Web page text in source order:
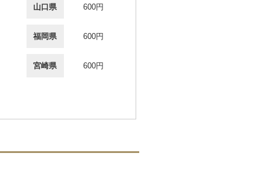
山口県 600円
福岡県 600円
宮崎県 600円